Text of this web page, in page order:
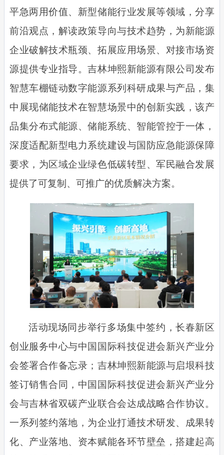
平急两用价值、新型储能行业发展等领域，分享
前沿观点，解读政策导向与技术趋势，为新能源
企业破解技术瓶颈、拓展应用场景、对接市场资
源提供专业指导。吉林坤熙新能源有限公司发布
智慧车棚链动数字能源系列科研成果与产品，集
中展现储能技术在智慧场景中的创新实践，该产
品集分布式能源、储能系统、智能管控于一体，
深度适配新型电力系统建设与国防应急能源保障
要求，为区域企业绿色低碳转型、军民融合发展
提供了可复制、可推广的优质解决方案。
活动现场同步举行多场集中签约，长春新区
创业服务中心与中国国际科技促进会新兴产业分
会签署合作备忘录；吉林坤熙新能源与启垠科技
签订销售合同，中国国际科技促进会新兴产业分
会与吉林省双碳产业联合会达成战略合作协议。
一系列签约落地，为企业打通技术研发、成果转
化、产业落地、资本赋能各环节壁垒，搭建起高